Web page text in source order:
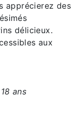
apprécierez des
délicieux.
aux
ans